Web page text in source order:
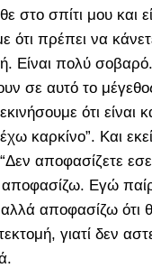
στο σπίτι μου και
ότι πρέπει να
Είναι πολύ
σε αυτό το
ότι είναι
καρκίνο”. Και
αποφασίζετε
Εγώ
αποφασίζω ότι
γιατί δεν